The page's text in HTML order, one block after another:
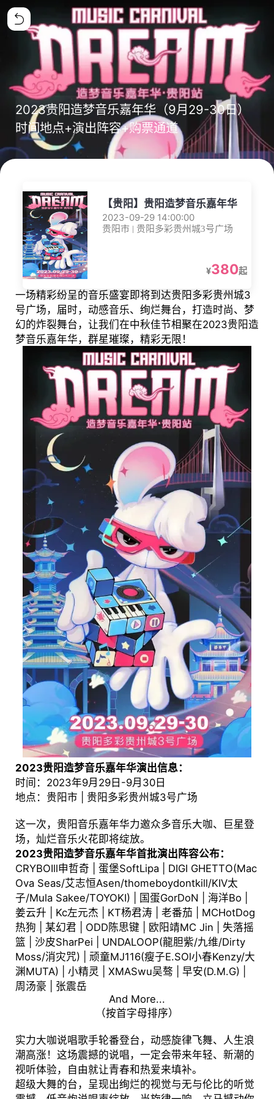
2023贵阳造梦音乐嘉年华（9月29-30日）
时间地点+演出阵容+购票通道
【贵阳】贵阳造梦音乐嘉年华
2023-09-29 14:00:00
贵阳市 | 贵阳多彩贵州城3号广场
¥380起
一场精彩纷呈的音乐盛宴即将到达贵阳多彩贵州城3
号广场，届时，动感音乐、绚烂舞台，打造时尚、梦
幻的炸裂舞台，让我们在中秋佳节相聚在2023贵阳造
梦音乐嘉年华，群星璀璨，精彩无限！
2023贵阳造梦音乐嘉年华演出信息：
时间：2023年9月29日-9月30日
地点：贵阳市 | 贵阳多彩贵州城3号广场
这一次，贵阳音乐嘉年华力邀众多音乐大咖、巨星登
场，灿烂音乐火花即将绽放。
2023贵阳造梦音乐嘉年华首批演出阵容公布：
CRYBOIll申哲奇 | 蛋堡SoftLipa | DIGI GHETTO(Mac
Ova Seas/艾志恒Asen/thomeboydontkill/KIV太
子/Mula Sakee/TOYOKI) | 国蛋GorDoN | 海洋Bo |
姜云升 | Kc左元杰 | KT杨君涛 | 老番茄 | MCHotDog
热狗 | 某幻君 | ODD陈思键 | 欧阳靖MC Jin | 失落摇
篮 | 沙皮SharPei | UNDALOOP(龍胆紫/九维/Dirty
Moss/消灾咒) | 顽童MJ116(瘦子E.SOl小春Kenzy/大
渊MUTA) | 小精灵 | XMASwu吴骜 | 早安(D.M.G) |
周汤豪 | 张震岳
And More...
（按首字母排序）
实力大咖说唱歌手轮番登台，动感旋律飞舞、人生浪
潮高涨！这场震撼的说唱，一定会带来年轻、新潮的
视听体验，自由就让青春和热爱来填补。
超级大舞的台，呈现出绚烂的视觉与无与伦比的听觉